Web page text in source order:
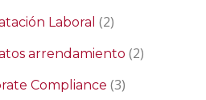
Laboral (2)
arrendamiento (2)
Compliance (3)